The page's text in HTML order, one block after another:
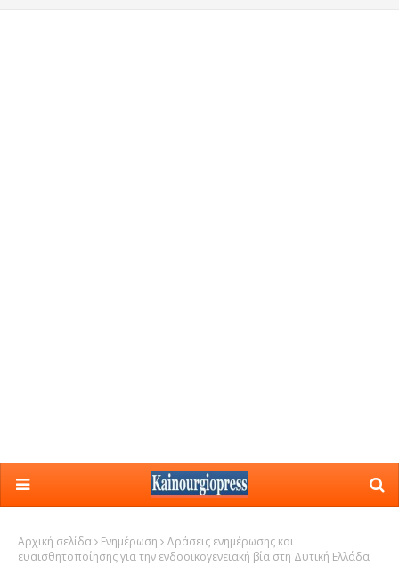
Αρχική σελίδα Ενημέρωση
Δράσεις ενημέρωσης και
ευαισθητοποίησης για την ενδοοικογενειακή βία στη Δυτική Ελλάδα